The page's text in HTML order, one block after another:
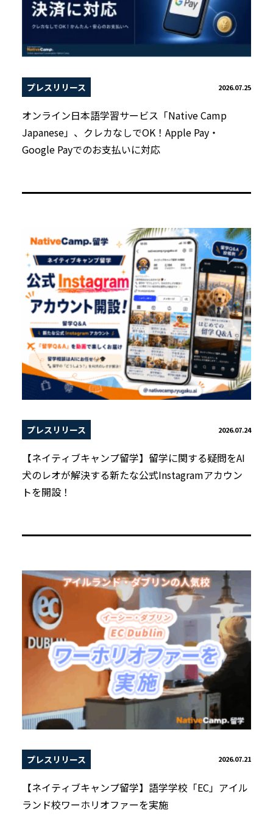
プレスリリース 2026.07.25
オンライン日本語学習サービス「Native Camp
Japanese」、クレカなしでOK！Apple Pay・
Google Payでのお支払いに対応
プレスリリース 2026.07.24
【ネイティブキャンプ留学】留学に関する疑問をAI
犬のレオが解決する新たな公式Instagramアカウン
トを開設！
プレスリリース 2026.07.21
【ネイティブキャンプ留学】語学学校「EC」アイル
ランド校ワーホリオファーを実施